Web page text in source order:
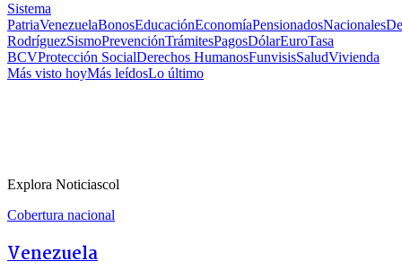
Sistema
PatriaVenezuelaBonosEducaciónEconomíaPensionadosNacionales
RodríguezSismoPrevenciónTrámitesPagosDólarEuroTasa
BCVProtección SocialDerechos HumanosFunvisisSaludVivienda
Más visto hoyMás leídosLo último
Explora Noticiascol
Cobertura nacional
Venezuela